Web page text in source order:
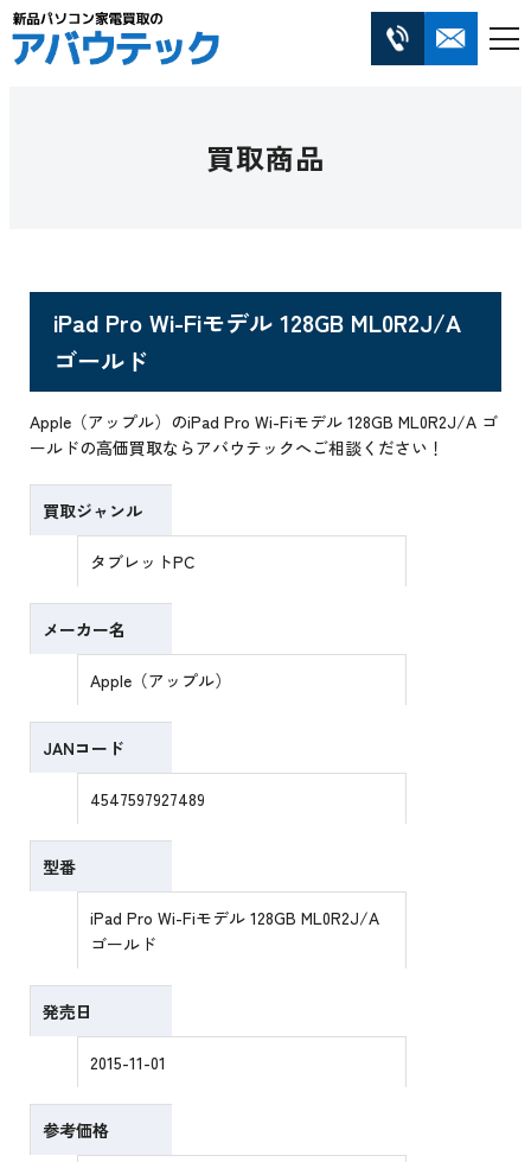
買取商品
iPad Pro Wi-Fiモデル 128GB ML0R2J/A
ゴールド
Apple（アップル）のiPad Pro Wi-Fiモデル 128GB ML0R2J/A ゴ
ールドの高価買取ならアバウテックへご相談ください！
買取ジャンル
タブレットPC
メーカー名
Apple（アップル）
JANコード
4547597927489
型番
iPad Pro Wi-Fiモデル 128GB ML0R2J/A
ゴールド
発売日
2015-11-01
参考価格